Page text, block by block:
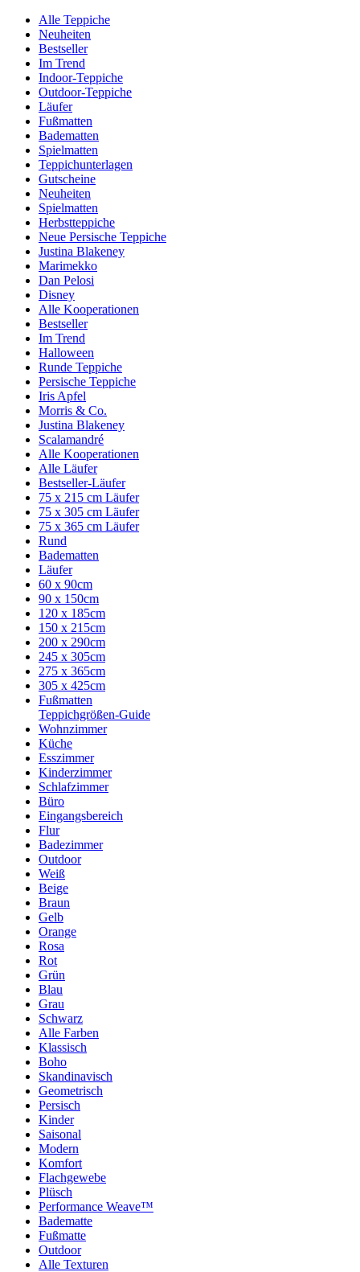
Alle Teppiche
Neuheiten
Bestseller
Im Trend
Indoor-Teppiche
Outdoor-Teppiche
Läufer
Fußmatten
Badematten
Spielmatten
Teppichunterlagen
Gutscheine
Neuheiten
Spielmatten
Herbstteppiche
Neue Persische Teppiche
Justina Blakeney
Marimekko
Dan Pelosi
Disney
Alle Kooperationen
Bestseller
Im Trend
Halloween
Runde Teppiche
Persische Teppiche
Iris Apfel
Morris & Co.
Justina Blakeney
Scalamandré
Alle Kooperationen
Alle Läufer
Bestseller-Läufer
75 x 215 cm Läufer
75 x 305 cm Läufer
75 x 365 cm Läufer
Rund
Badematten
Läufer
60 x 90cm
90 x 150cm
120 x 185cm
150 x 215cm
200 x 290cm
245 x 305cm
275 x 365cm
305 x 425cm
Fußmatten
Teppichgrößen-Guide
Wohnzimmer
Küche
Esszimmer
Kinderzimmer
Schlafzimmer
Büro
Eingangsbereich
Flur
Badezimmer
Outdoor
Weiß
Beige
Braun
Gelb
Orange
Rosa
Rot
Grün
Blau
Grau
Schwarz
Alle Farben
Klassisch
Boho
Skandinavisch
Geometrisch
Persisch
Kinder
Saisonal
Modern
Komfort
Flachgewebe
Plüsch
Performance Weave™
Badematte
Fußmatte
Outdoor
Alle Texturen